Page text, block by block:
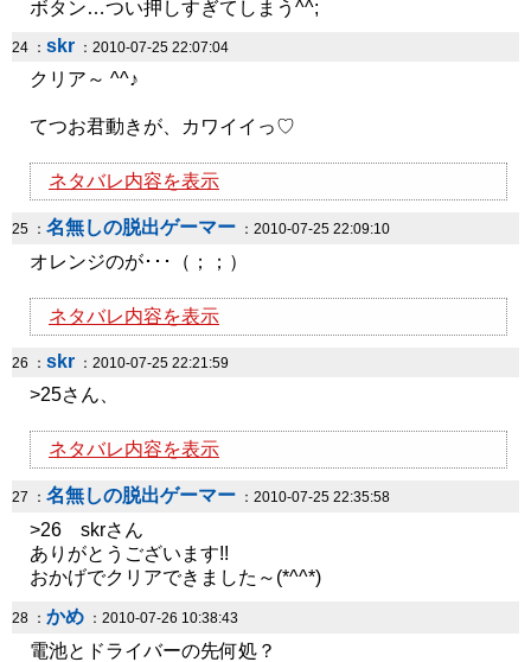
ボタン…つい押しすぎてしまう^^;
24 ： skr ：2010-07-25 22:07:04
クリア～ ^^♪
てつお君動きが、カワイイっ♡
ネタバレ内容を表示
25 ： 名無しの脱出ゲーマー ：2010-07-25 22:09:10
オレンジのが･･･（；；）
ネタバレ内容を表示
26 ： skr ：2010-07-25 22:21:59
>25さん、
ネタバレ内容を表示
27 ： 名無しの脱出ゲーマー ：2010-07-25 22:35:58
>26 skrさん
ありがとうございます!!
おかげでクリアできました～(*^^*)
28 ： かめ ：2010-07-26 10:38:43
電池とドライバーの先何処？